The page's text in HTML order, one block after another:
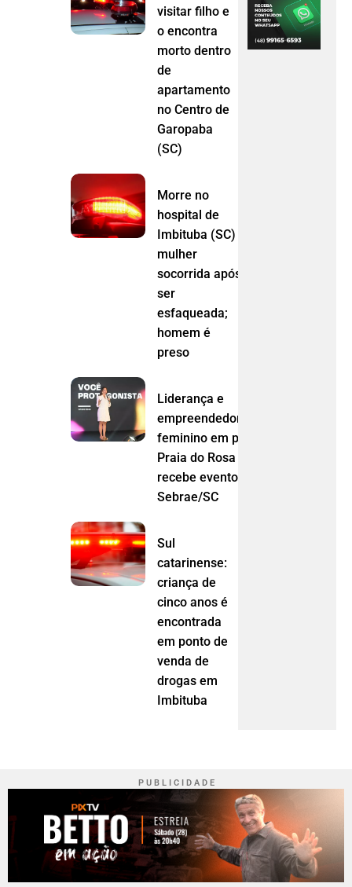
visitar filho e
o encontra
morto dentro
de
apartamento
no Centro de
Garopaba
(SC)
Morre no
hospital de
Imbituba (SC)
mulher
socorrida após
ser
esfaqueada;
homem é
preso
Liderança e
empreendedorismo
feminino em pauta:
Praia do Rosa
recebe evento do
Sebrae/SC
Sul
catarinense:
criança de
cinco anos é
encontrada
em ponto de
venda de
drogas em
Imbituba
P U B L I C I D A D E